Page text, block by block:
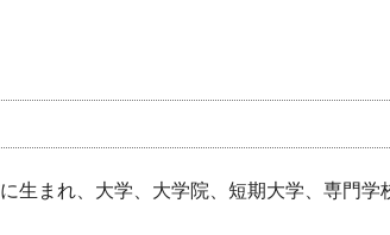
生まれ、大学、大学院、短期大学、専門学